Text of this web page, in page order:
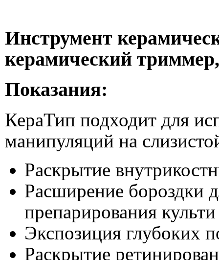
Инструмент
керамический
Показания:
КераТип подходит для
манипуляций на
Раскрытие
Расширение бороздки
препарирования культи
Экспозиция глубоких
Раскрытие